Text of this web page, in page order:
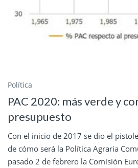
Política
PAC 2020: más verde y
presupuesto
Con el inicio de 2017 se dio el
de cómo será la Política Agraria
pasado 2 de febrero la Comisión